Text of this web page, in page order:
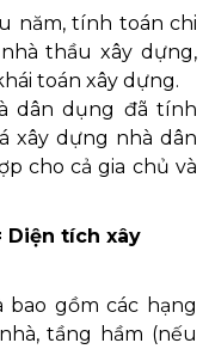
năm, tính toán chi
thầu xây dựng,
toán xây dựng.
dân dụng đã tính
xây dựng nhà dân
cho cả gia chủ và
Diện tích xây
gồm các hạng
tầng hầm (nếu